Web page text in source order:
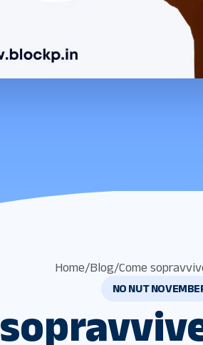
Home/Blog/Come
NO NUT